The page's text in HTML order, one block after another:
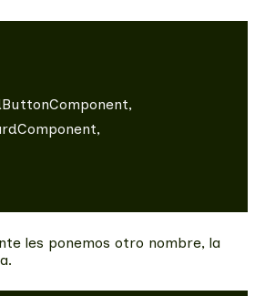
les ponemos otro nombre, la